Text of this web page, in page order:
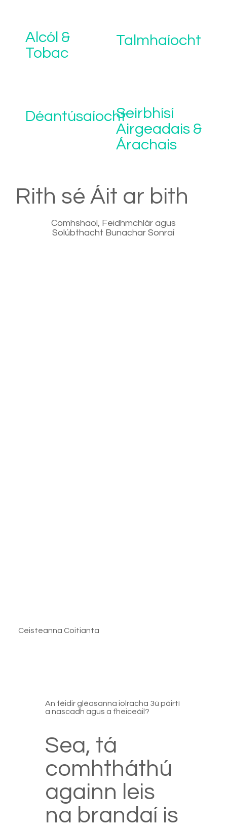
Ceisteanna Coitianta
An féidir gléasanna iolracha 3ú páirtí
a nascadh agus a fheiceáil?
Sea, tá
comhtháthú
againn leis
na brandaí is
Alcól &
Tobac
Talmhaíocht
DéantúsaíochtSeirbhísí
Airgeadais &
Árachais
Rith sé Áit ar bith
Comhshaol, Feidhmchlár agus
Solúbthacht Bunachar Sonraí